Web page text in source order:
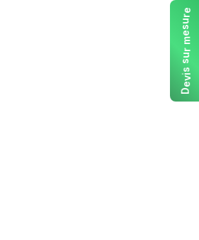
D
e
v
i
s
s
u
r
m
e
s
u
r
e